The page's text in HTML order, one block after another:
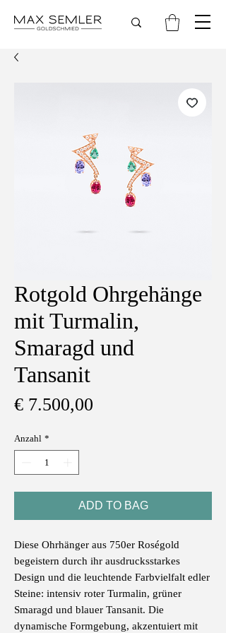
Rotgold Ohrgehänge
mit Turmalin,
Smaragd und
Tansanit
€ 7.500,00
Anzahl *
ADD TO BAG
Diese Ohrhänger aus 750er Roségold
begeistern durch ihr ausdrucksstarkes
Design und die leuchtende Farbvielfalt edler
Steine: intensiv roter Turmalin, grüner
Smaragd und blauer Tansanit. Die
dynamische Formgebung, akzentuiert mit